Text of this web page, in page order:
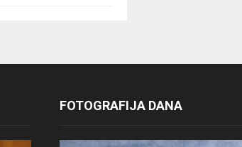
FOTOGRAFIJA DANA